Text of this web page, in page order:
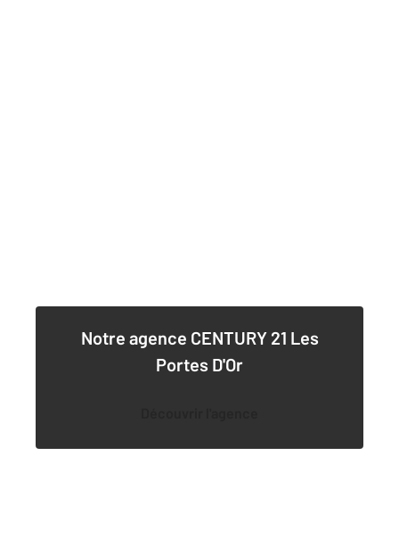
Notre agence CENTURY 21 Les
Portes D'Or